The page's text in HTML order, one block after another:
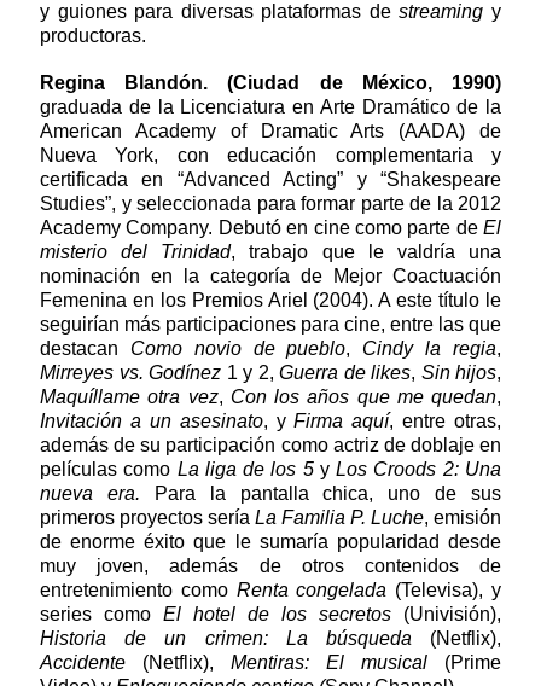
y guiones para diversas plataformas destreaming y
productoras.
Regina Blandón. (Ciudad de México, 1990)
graduada de la Licenciatura en Arte Dramático de la
American Academy of Dramatic Arts (AADA) de
Nueva York, con educación complementaria y
certificada en “Advanced Acting” y “Shakespeare
Studies”, y seleccionada para formar parte de la 2012
Academy Company. Debutó en cine como parte de El
misterio del Trinidad, trabajo que le valdría una
nominación en la categoría de Mejor Coactuación
Femenina en los Premios Ariel (2004). A este título le
seguirían más participaciones para cine, entre las que
destacan Como novio de pueblo, Cindy la regia,
Mirreyes vs. Godínez 1 y 2, Guerra de likes, Sin hijos,
Maquíllame otra vez, Con los años que me quedan,
Invitación a un asesinato, yFirma aquí, entre otras,
además de su participación como actriz de doblaje en
películas como La liga de los 5yLos Croods 2: Una
nueva era. Para la pantalla chica, uno de sus
primeros proyectos sería La Familia P. Luche, emisión
de enorme éxito que le sumaría popularidad desde
muy joven, además de otros contenidos de
entretenimiento comoRenta congelada (Televisa), y
series como El hotel de los secretos (Univisión),
Historia de un crimen: La búsqueda (Netflix),
Accidente (Netflix), Mentiras: El musical (Prime